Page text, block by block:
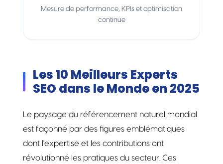
Mesure de performance, KPIs et optimisation
continue
Les 10 Meilleurs Experts
SEO dans le Monde en 2025
Le paysage du référencement naturel mondial
est façonné par des figures emblématiques
dont l'expertise et les contributions ont
révolutionné les pratiques du secteur. Ces